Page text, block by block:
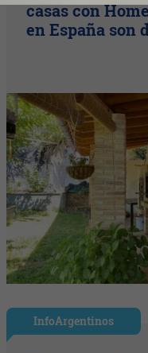
casas con
en España son
InfoArgentinos